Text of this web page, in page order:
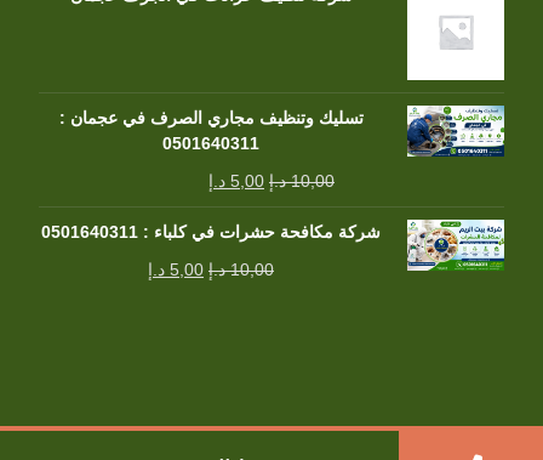
تسليك وتنظيف مجاري الصرف في عجمان :
0501640311
10,00 د.إ 5,00 د.إ
شركة مكافحة حشرات في كلباء : 0501640311
10,00 د.إ 5,00 د.إ